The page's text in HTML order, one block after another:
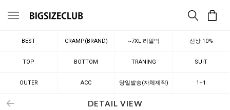
메뉴
BEST CRAMP(BRAND) ~7XL 리얼빅 신상 10%
TOP BOTTOM TRANING SUIT
OUTER ACC 당일발송(자체제작) 1+1
DETAIL VIEW